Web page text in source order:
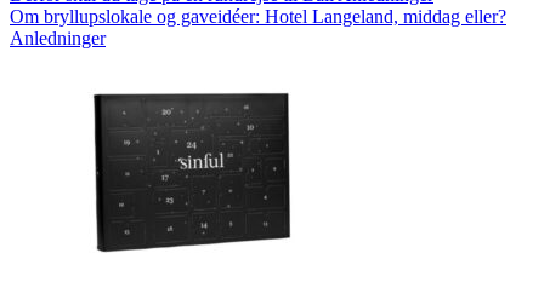
Om bryllupslokale og gaveidéer: Hotel Langeland, middag eller?
Anledninger